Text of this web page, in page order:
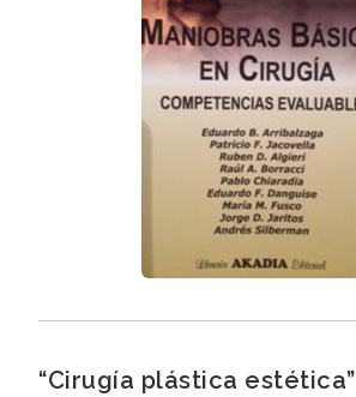
“Cirugía plástica estética”